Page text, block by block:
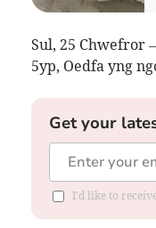
Sul, 25 Chwefror
5yp, Oedfa yng
Get your
I'd like to